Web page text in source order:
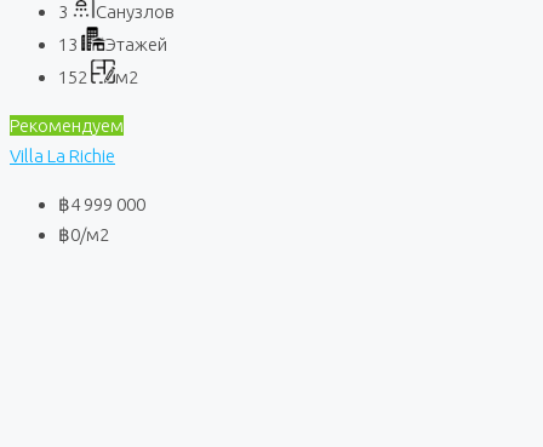
3
Санузлов
13
Этажей
152
м2
Рекомендуем
Villa La Richie
฿4 999 000
฿0/м2